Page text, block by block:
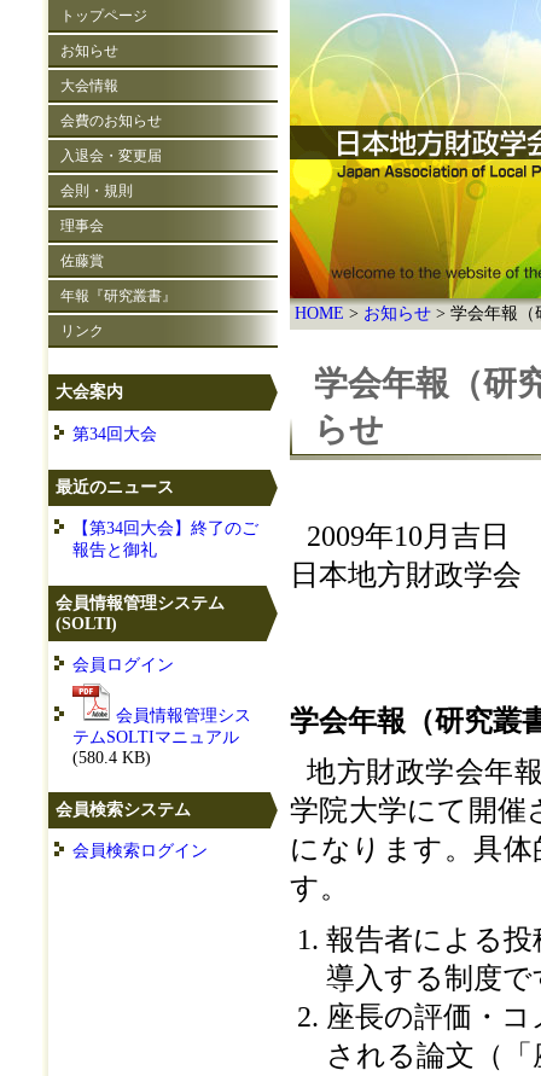
HOME お知らせ 学会年報（
学会年報（研
らせ
2009年10月吉日
日本地方財政学
学会年報（研究叢
地方財政学会年
学院大学にて開催
になります。具
す。
報告者による
導入する制度で
座長の評価・
される論文（
トップページ
お知らせ
大会情報
会費のお知らせ
入退会・変更届
会則・規則
理事会
佐藤賞
年報『研究叢書』
リンク
大会案内
第34回大会
最近のニュース
【第34回大会】終了のご
報告と御礼
会員情報管理システム
(SOLTI)
会員ログイン
会員情報管理シス
テムSOLTIマニュアル
(580.4 KB)
会員検索システム
会員検索ログイン